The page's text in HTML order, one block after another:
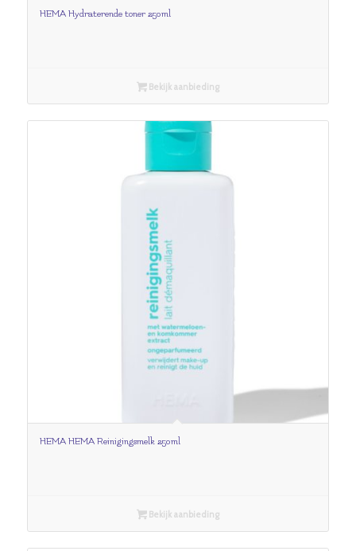
HEMA Hydraterende toner 250ml
Bekijk aanbieding
HEMA HEMA Reinigingsmelk 250ml
Bekijk aanbieding